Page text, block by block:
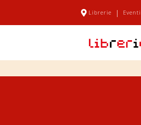
Librerie | Eventi